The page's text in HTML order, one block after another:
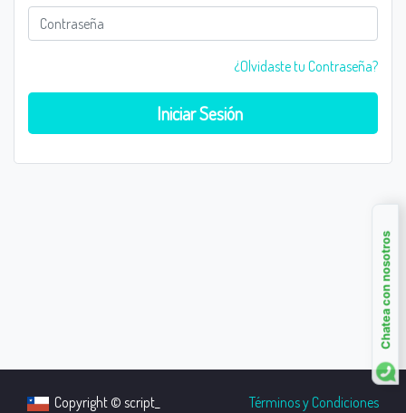
¿Olvidaste tu Contraseña?
Iniciar Sesión
Copyright © script_ Términos y Condiciones
Chatea con nosotros